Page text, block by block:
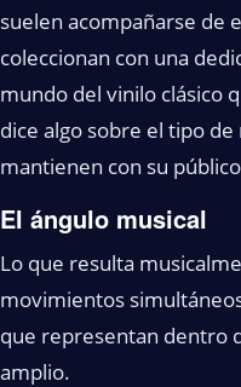
suelen acompañarse de
coleccionan con una
mundo del vinilo clásico
dice algo sobre el tipo
mantienen con su
El ángulo musical
Lo que resulta
movimientos
que representan dentro
amplio.